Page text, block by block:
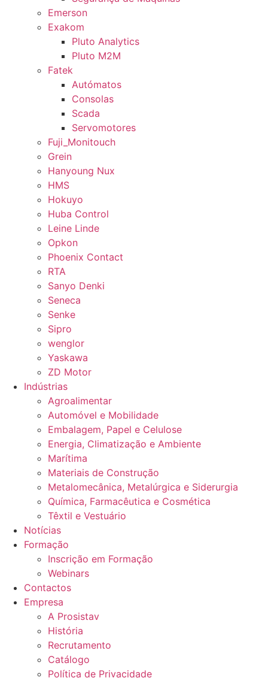
Emerson
Exakom
Pluto Analytics
Pluto M2M
Fatek
Autómatos
Consolas
Scada
Servomotores
Fuji_Monitouch
Grein
Hanyoung Nux
HMS
Hokuyo
Huba Control
Leine Linde
Opkon
Phoenix Contact
RTA
Sanyo Denki
Seneca
Senke
Sipro
wenglor
Yaskawa
ZD Motor
Indústrias
Agroalimentar
Automóvel e Mobilidade
Embalagem, Papel e Celulose
Energia, Climatização e Ambiente
Marítima
Materiais de Construção
Metalomecânica, Metalúrgica e Siderurgia
Química, Farmacêutica e Cosmética
Têxtil e Vestuário
Notícias
Formação
Inscrição em Formação
Webinars
Contactos
Empresa
A Prosistav
História
Recrutamento
Catálogo
Política de Privacidade